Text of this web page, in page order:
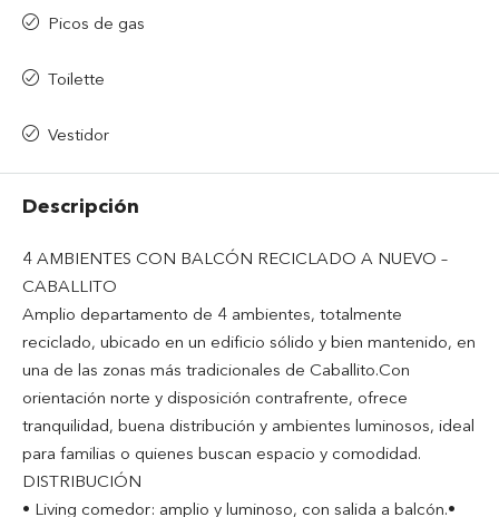
Picos de gas
Toilette
Vestidor
Descripción
4 AMBIENTES CON BALCÓN RECICLADO A NUEVO –
CABALLITO
Amplio departamento de 4 ambientes, totalmente
reciclado, ubicado en un edificio sólido y bien mantenido, en
una de las zonas más tradicionales de Caballito.Con
orientación norte y disposición contrafrente, ofrece
tranquilidad, buena distribución y ambientes luminosos, ideal
para familias o quienes buscan espacio y comodidad.
DISTRIBUCIÓN
• Living comedor: amplio y luminoso, con salida a balcón.•